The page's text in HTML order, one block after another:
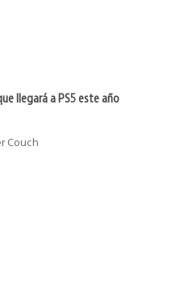
llegará a PS5 este año
Couch